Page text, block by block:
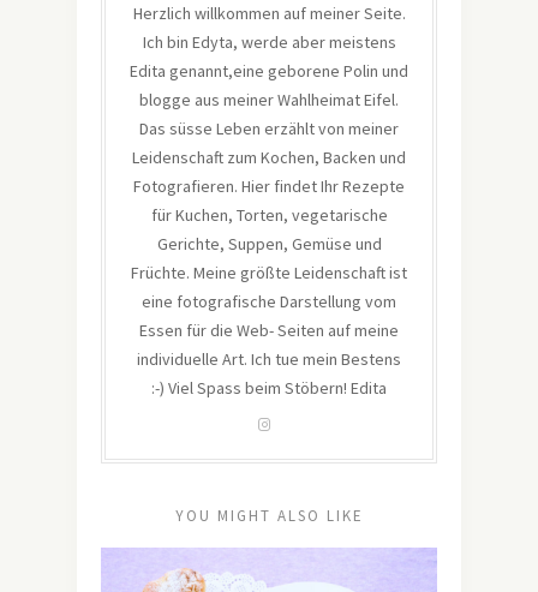
Herzlich willkommen auf meiner Seite.
Ich bin Edyta, werde aber meistens
Edita genannt,eine geborene Polin und
blogge aus meiner Wahlheimat Eifel.
Das süsse Leben erzählt von meiner
Leidenschaft zum Kochen, Backen und
Fotografieren. Hier findet Ihr Rezepte
für Kuchen, Torten, vegetarische
Gerichte, Suppen, Gemüse und
Früchte. Meine größte Leidenschaft ist
eine fotografische Darstellung vom
Essen für die Web- Seiten auf meine
individuelle Art. Ich tue mein Bestens
:-) Viel Spass beim Stöbern! Edita
YOU MIGHT ALSO LIKE